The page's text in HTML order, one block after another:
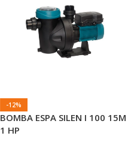
-12%
BOMBA ESPA SILEN I 100 15M
1 HP